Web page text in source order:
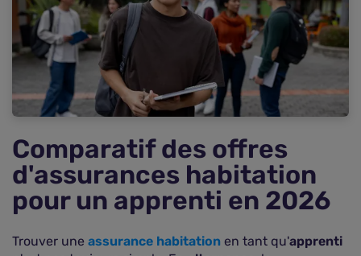
obligatoire pour un apprenti ?
Les avantages spécifiques pour les apprentis et
alternants
Comment souscrire votre assurance habitation
apprenti en 2 minutes ?
Questions fréquentes sur l'assurance habitation
Comparatif des offres
d'assurances habitation
pour un apprenti en 2026
Trouver une assurance habitation en tant qu'apprenti